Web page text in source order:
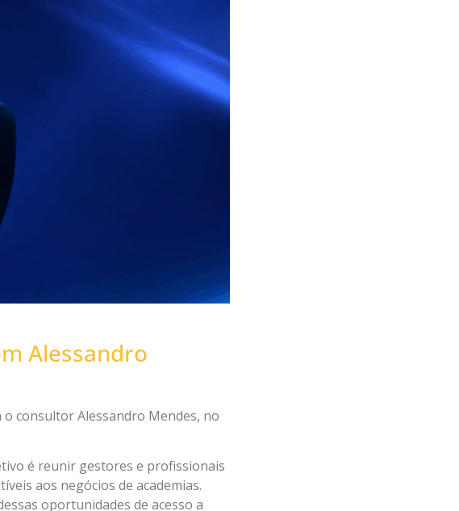
Alessandro
o consultor Alessandro Mendes, no
é reunir gestores e profissionais
aos negócios de academias.
oportunidades de acesso a